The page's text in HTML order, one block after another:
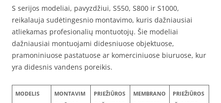
S serijos modeliai, pavyzdžiui, S550, S800 ir S1000,
reikalauja sudėtingesnio montavimo, kuris dažniausiai
atliekamas profesionalių montuotojų. Šie modeliai
dažniausiai montuojami didesniuose objektuose,
pramoniniuose pastatuose ar komerciniuose biuruose, kur
yra didesnis vandens poreikis.
MODELIS
MONTAVIM
PRIEŽIŪROS
MEMBRANO
PRIEŽIŪROS